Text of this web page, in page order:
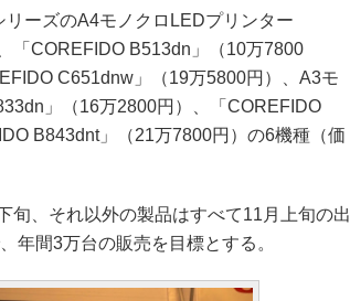
ーズのA4モノクロLEDプリンター
「COREFIDO B513dn」（10万7800
C651dnw」（19万5800円）、A3モ
」（16万2800円）、「COREFIDO
B843dnt」（21万7800円）の6機種（価
、それ以外の製品はすべて11月上旬の出
年間3万台の販売を目標とする。